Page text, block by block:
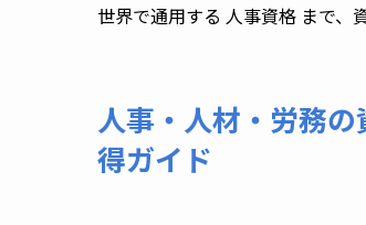
世界で通用する 人事資格 まで、
人事・人材・労務
得ガイド